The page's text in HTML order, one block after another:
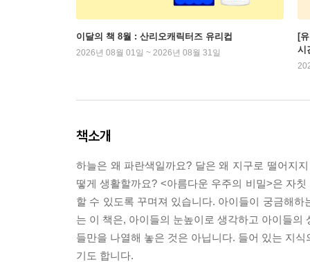
이달의 책 8월 : 산리오캐릭터즈 유리컵
2026년 08월 01일 ~ 2026년 08월 31일
[
시
책소개
하늘은 왜 파란색일까요? 달은 왜 지구로 떨어지
떻게 생활할까요? <아름다운 우주의 비밀>은 자
할 수 있도록 꾸며져 있습니다. 아이들이 궁금해
는 이 책은, 아이들의 눈높이로 생각하고 아이들
들만을 나열해 놓은 것은 아닙니다. 들어 있는 지
기도 합니다.